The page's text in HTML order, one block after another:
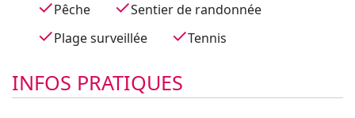
Pêche
Sentier de randonnée
Plage surveillée
Tennis
INFOS PRATIQUES